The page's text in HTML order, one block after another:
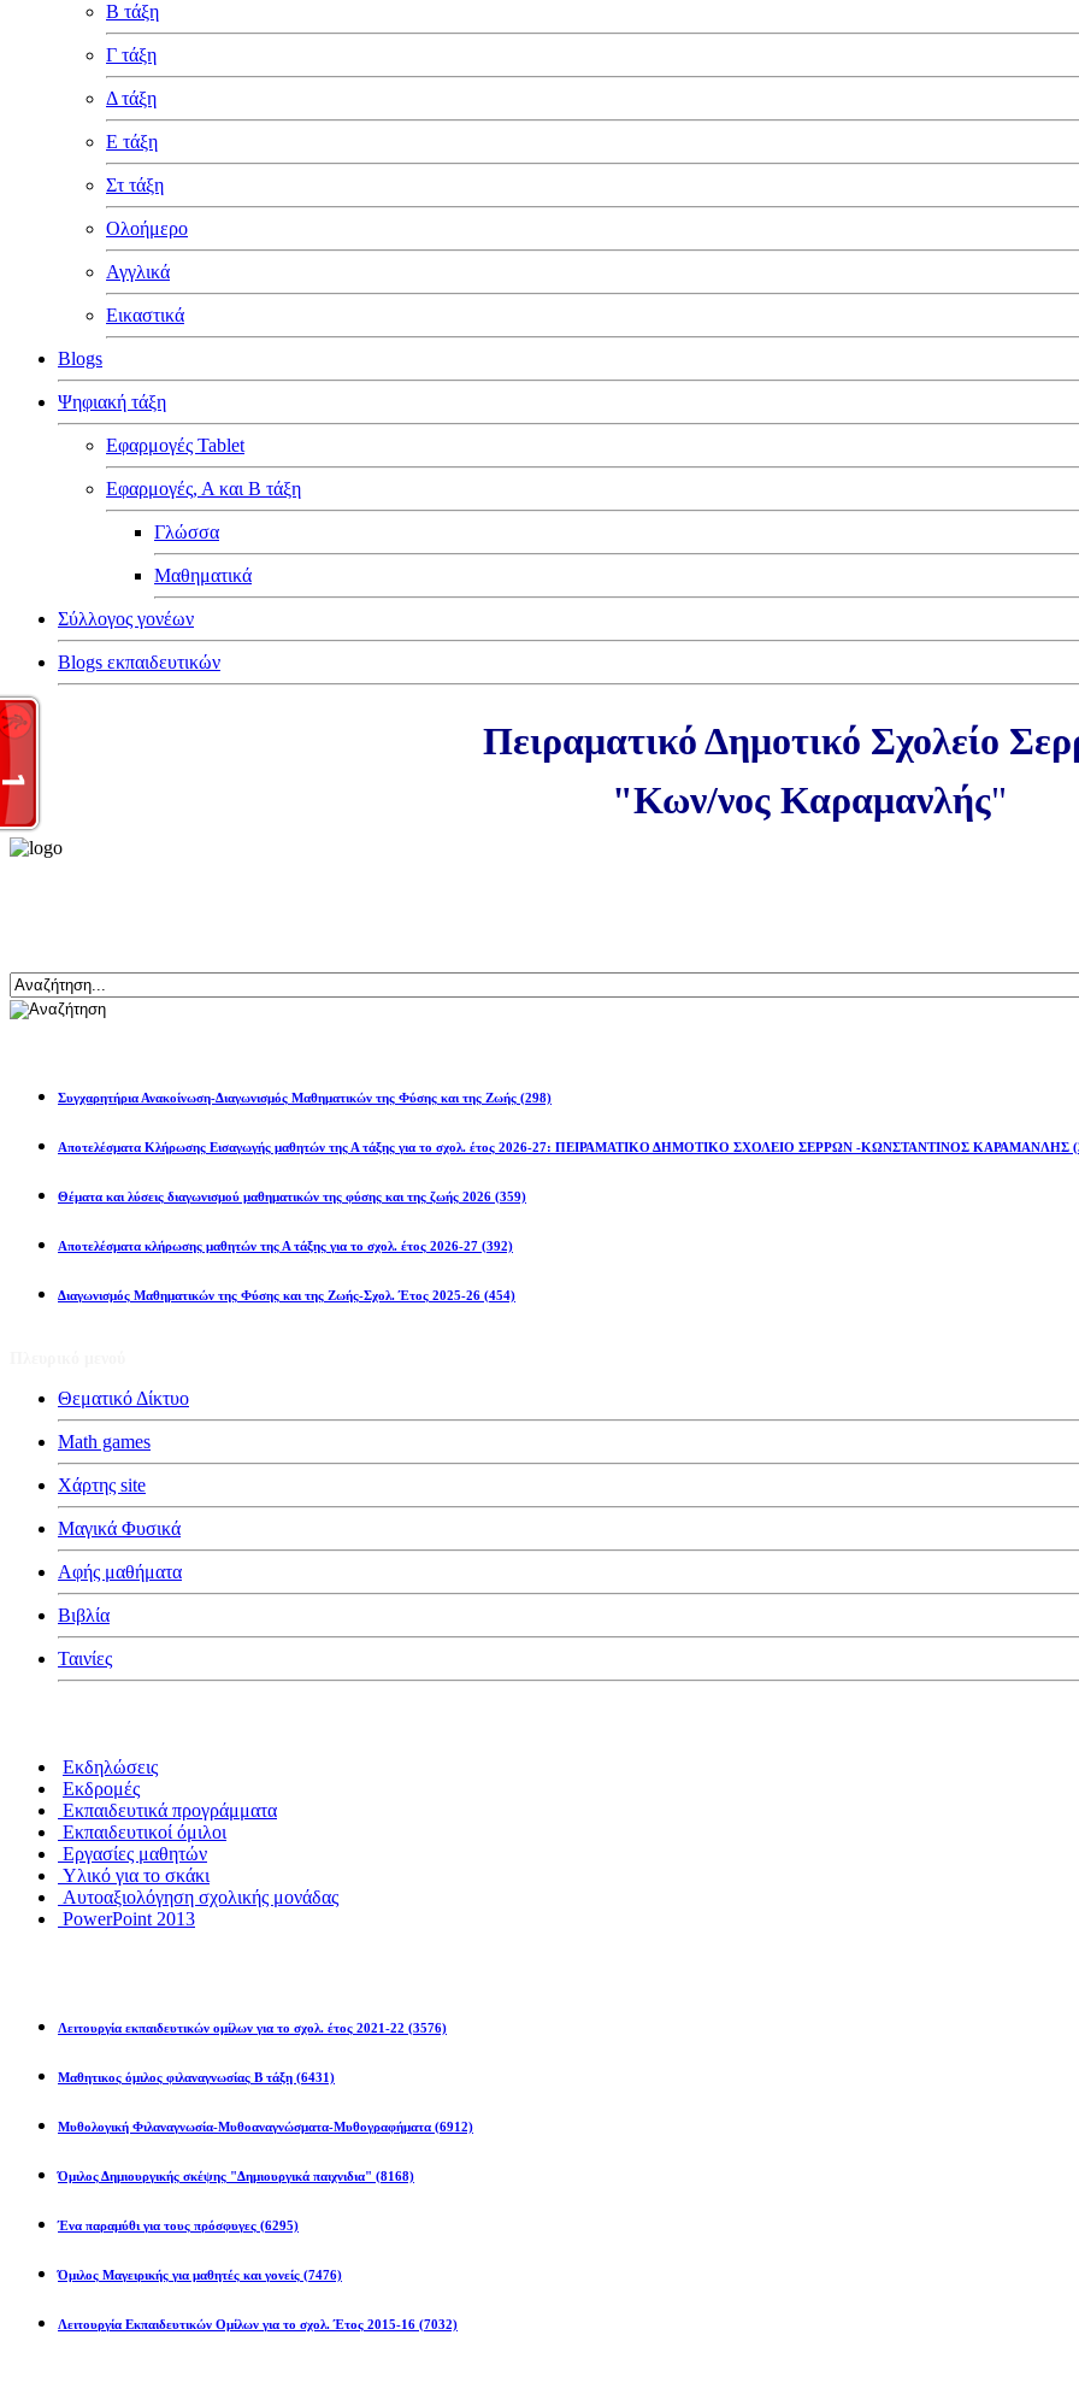
Β τάξη
Γ τάξη
Δ τάξη
Ε τάξη
Στ τάξη
Ολοήμερο
Αγγλικά
Εικαστικά
Blogs
Ψηφιακή τάξη
Εφαρμογές Tablet
Εφαρμογές, Α και Β τάξη
Γλώσσα
Μαθηματικά
Σύλλογος γονέων
Blogs εκπαιδευτικών
Πειραματικό Δημοτικό Σχολείο
"Κων/νος Καραμανλής"
Συγχαρητήρια Ανακοίνωση-Διαγωνισμός Μαθηματικών της Φύσης και της Ζωής (298)
Αποτελέσματα Κλήρωσης Εισαγωγής μαθητών της Α τάξης για το σχολ. έτος 2026-27: ΠΕΙΡΑΜΑΤΙΚΟ ΔΗΜΟΤΙΚΟ ΣΧΟΛΕΙΟ ΣΕΡΡΩΝ -ΚΩΝΣΤΑΝΤΙΝΟΣ ΚΑΡΑΜΑΝΛΗΣ
Θέματα και λύσεις διαγωνισμού μαθηματικών της φύσης και της ζωής 2026 (359)
Αποτελέσματα κλήρωσης μαθητών της Α τάξης για το σχολ. έτος 2026-27 (392)
Διαγωνισμός Μαθηματικών της Φύσης και της Ζωής-Σχολ. Έτος 2025-26 (454)
Θεματικό Δίκτυο
Math games
Χάρτης site
Μαγικά Φυσικά
Αφής μαθήματα
Βιβλία
Ταινίες
Εκδηλώσεις
Εκδρομές
Εκπαιδευτικά προγράμματα
Εκπαιδευτικοί όμιλοι
Εργασίες μαθητών
Υλικό για το σκάκι
Αυτοαξιολόγηση σχολικής μονάδας
PowerPoint 2013
Λειτουργία εκπαιδευτικών ομίλων για το σχολ. έτος 2021-22 (3576)
Μαθητικος όμιλος φιλαναγνωσίας Β τάξη (6431)
Μυθολογική Φιλαναγνωσία-Μυθοαναγνώσματα-Μυθογραφήματα (6912)
Όμιλος Δημιουργικής σκέψης "Δημιουργικά παιχνιδια" (8168)
Ένα παραμύθι για τους πρόσφυγες (6295)
Όμιλος Μαγειρικής για μαθητές και γονείς (7476)
Λειτουργία Εκπαιδευτικών Ομίλων για το σχολ. Έτος 2015-16 (7032)